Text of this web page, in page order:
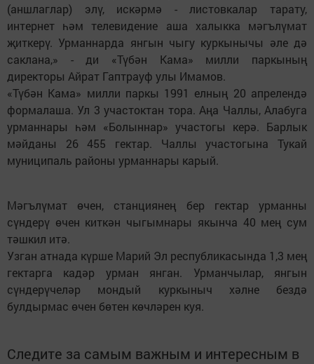
(аншлаглар) элү, искәрмә - листовкалар тарату,
интернет һәм телевидение аша халыкка мәгълүмат
җиткерү. Урманнарда янгын чыгу куркынычы әле дә
саклана,» - ди «Түбән Кама» милли паркының
директоры Айрат Гаптрауф улы Имамов.
«Түбән Кама» милли паркы 1991 елның 20 апрелендә
формалаша. Ул 3 участоктан тора. Аңа Чаллы, Алабуга
урманнары һәм «Болыннар» участогы керә. Барлык
мәйданы 26 455 гектар. Чаллы участогына Тукай
муниципаль районы урманнары карый.
Мәгълүмат өчен, станциянең бер гектар урманны
сүндерү өчен киткән чыгымнары якынча 40 мең сум
тәшкил итә.
Узган атнада күрше Марий Эл республикасында 1,3 мең
гектарга кадәр урман янган. Урманчылар, янгын
сүндерүчеләр мондый куркыныч хәлне бездә
булдырмас өчен бөтен көчләрен куя.
Следите за самым важным и интересным в